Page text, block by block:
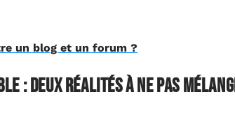
un blog et un forum ?
: deux réalités à ne pas